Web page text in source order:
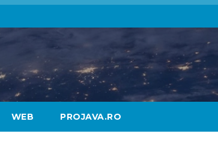
WEB PROJAVA.RO